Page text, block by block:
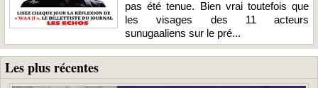
pas été tenue. Bien vrai toutefois que
les visages des 11 acteurs
sunugaaliens sur le pré...
Les plus récentes